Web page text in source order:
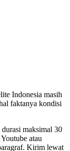
Indonesia masih
faktanya kondisi
maksimal 30
atau
Kirim lewat